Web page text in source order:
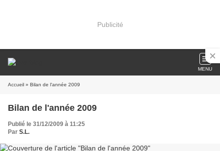
Publicité
MENU
Accueil » Bilan de l'année 2009
Bilan de l'année 2009
Publié le 31/12/2009 à 11:25
Par S.L.